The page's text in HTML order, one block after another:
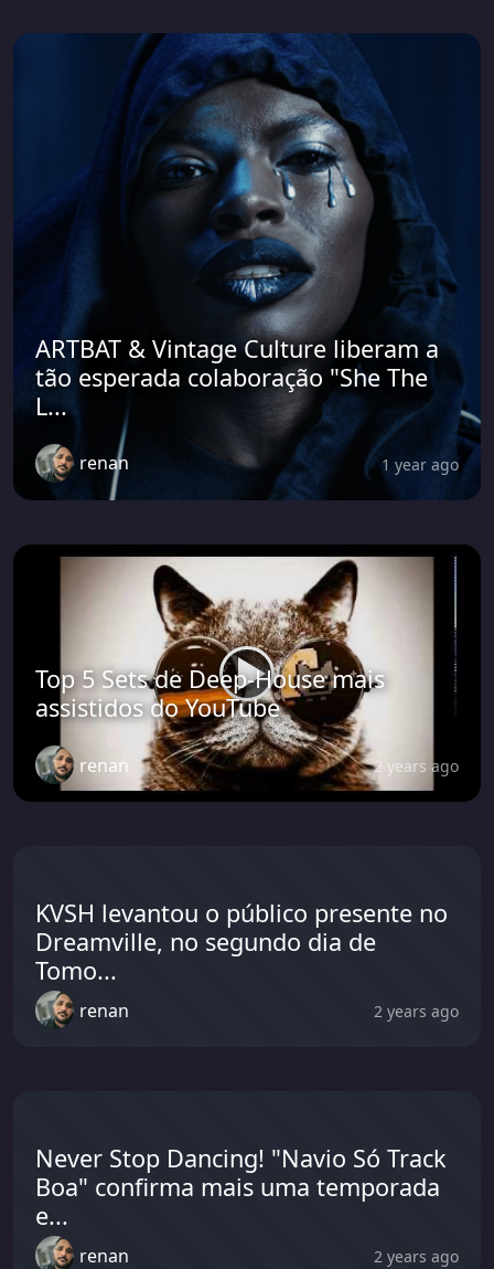
ARTBAT & Vintage Culture liberam a
tão esperada colaboração "She The
L...
renan 1 year ago
Top 5 Sets de Deep-House mais
assistidos do YouTube
renan 2 years ago
KVSH levantou o público presente no
Dreamville, no segundo dia de
Tomo...
renan 2 years ago
Never Stop Dancing! "Navio Só Track
Boa" confirma mais uma temporada
e...
renan 2 years ago